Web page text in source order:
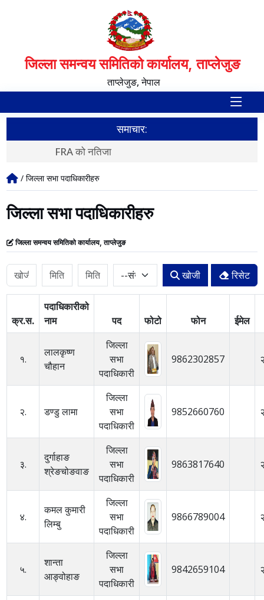
जिल्ला समन्वय समितिको कार्यालय, ताप्लेजुङ
ताप्लेजुङ, नेपाल
समाचार:
FRA को नतिजा
/ जिल्ला सभा पदाधिकारीहरु
जिल्ला सभा पदाधिकारीहरु
जिल्ला समन्वय समितिको कार्यालय, ताप्लेजुङ
खोजी रिसेट
क्र.स.
पदाधिकारीको
नाम
पद फोटो फोन ईमेल
१.
लालकृष्ण
चौहान
जिल्ला
सभा
पदाधिकारी
9862302857
२. डण्डु लामा
जिल्ला
सभा
पदाधिकारी
9852660760
३.
दुर्गाहाङ
श्रेङचोङवाङ
जिल्ला
सभा
पदाधिकारी
9863817640
४.
कमल कुमारी
लिम्बु
जिल्ला
सभा
पदाधिकारी
9866789004
५.
शान्ता
आङ्वोहाङ
जिल्ला
सभा
पदाधिकारी
9842659104